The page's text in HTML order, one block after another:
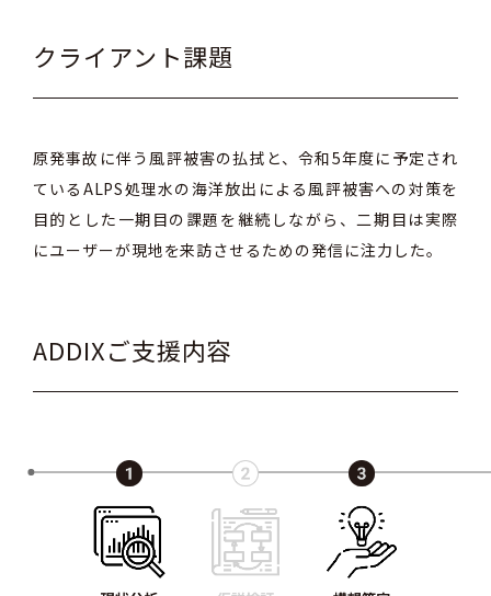
クライアント課題
原発事故に伴う風評被害の払拭と、令和5年度に予定され
ているALPS処理水の海洋放出による風評被害への対策を
目的とした一期目の課題を継続しながら、二期目は実際
にユーザーが現地を来訪させるための発信に注力した。
ADDIXご支援内容